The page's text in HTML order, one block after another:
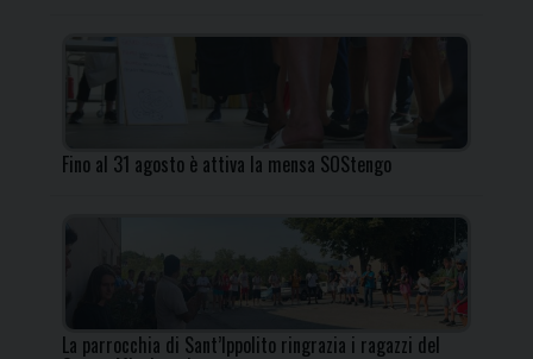
Fino al 31 agosto è attiva la mensa SOStengo
La parrocchia di Sant’Ippolito ringrazia i ragazzi del